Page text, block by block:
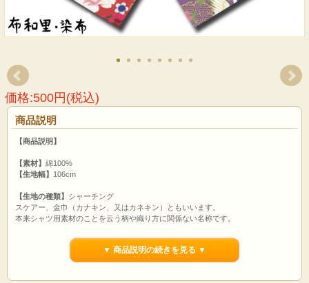
価格:500円(税込)
商品説明
【商品説明】
【素材】 綿100%
【生地幅】 106cm
【生地の種類】 シャーチング
スケアー、金巾（カナキン、又はカネキン）ともいいます。
本来シャツ用素材のことを云う柄や織り方に関係ない名称です。
パッチワーク 小物作り 衣類 袋物 カバー
▼ 商品説明の続きを見る ▼